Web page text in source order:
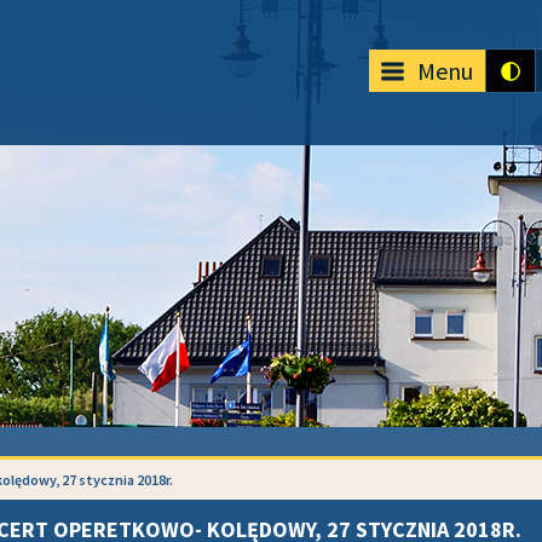
Menu
27 stycznia 2018r.
OPERETKOWO- KOLĘDOWY, 27 STYCZNIA 2018R.